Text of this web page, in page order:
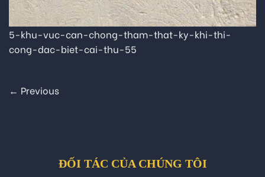
5-khu-vuc-can-chong-tham-that-ky-khi-thi-
cong-dac-biet-cai-thu-55
← Previous
ĐỐI TÁC CỦA CHÚNG TÔI